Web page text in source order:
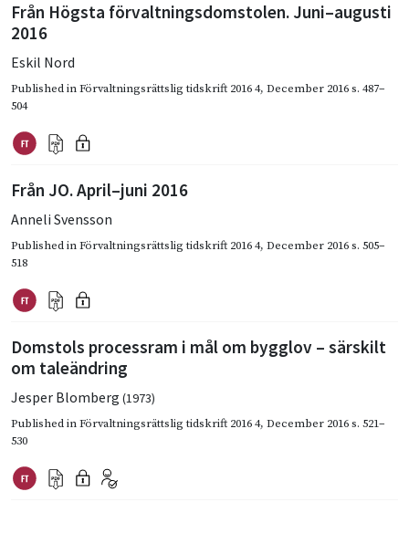
Från Högsta förvaltningsdomstolen. Juni–augusti
2016
Eskil Nord
Published inFörvaltningsrättslig tidskrift 2016 4, December 2016s. 487–
504
Från JO. April–juni 2016
Anneli Svensson
Published inFörvaltningsrättslig tidskrift 2016 4, December 2016s. 505–
518
Domstols processram i mål om bygglov – särskilt
om taleändring
Jesper Blomberg (1973)
Published inFörvaltningsrättslig tidskrift 2016 4, December 2016s. 521–
530